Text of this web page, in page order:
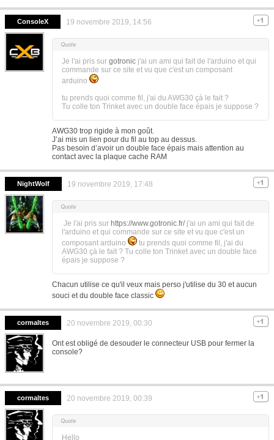
ConsoleX 19 novembre 2019, 14:56
Je l'ai pris sur gotronic j'ai un ami qui fait de l'arduino et qui
commande sur ce site et vu que c'est un composant
arduino
tu prends quoi comme fil, j'ai du AWG30 çà le fait ?
Tu colle ton Trinket avec un double face épais je suppose ?
AWG30 trop rigide à mon goût.
J’ai mis un lien pour du fil au top au dessus.
Pas besoin d’avoir un double face épais mais attention au
contact avec la plaque cache RAM
NightWolf 19 novembre 2019, 17:48
Je l'ai pris sur https://www.gotronic.fr/j'ai un ami qui fait de
l'arduino et qui commande sur ce site et vu que c'est un
composant arduino
tu prends quoi comme fil, j'ai du
AWG30 çà le fait ? Tu colle ton Trinket avec un double face
épais je suppose ?
Chacun utilise ce qu'il veux mais perso j'utilise du 30 et aucun
souci et du double face classic
cormaltes 20 novembre 2019, 00:30
Ont est obligé de desouder le connecteur USB pour fermer la
console?
cormaltes 20 novembre 2019, 00:39
Hello